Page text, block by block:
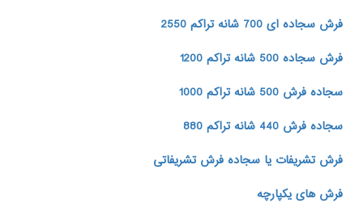
فرش سجاده ای 700 شانه تراکم 2550
فرش سجاده 500 شانه تراکم 1200
سجاده فرش 500 شانه تراکم 1000
سجاده فرش 440 شانه تراکم 880
فرش تشریفات یا سجاده فرش تشریفاتی
فرش های یکپارچه